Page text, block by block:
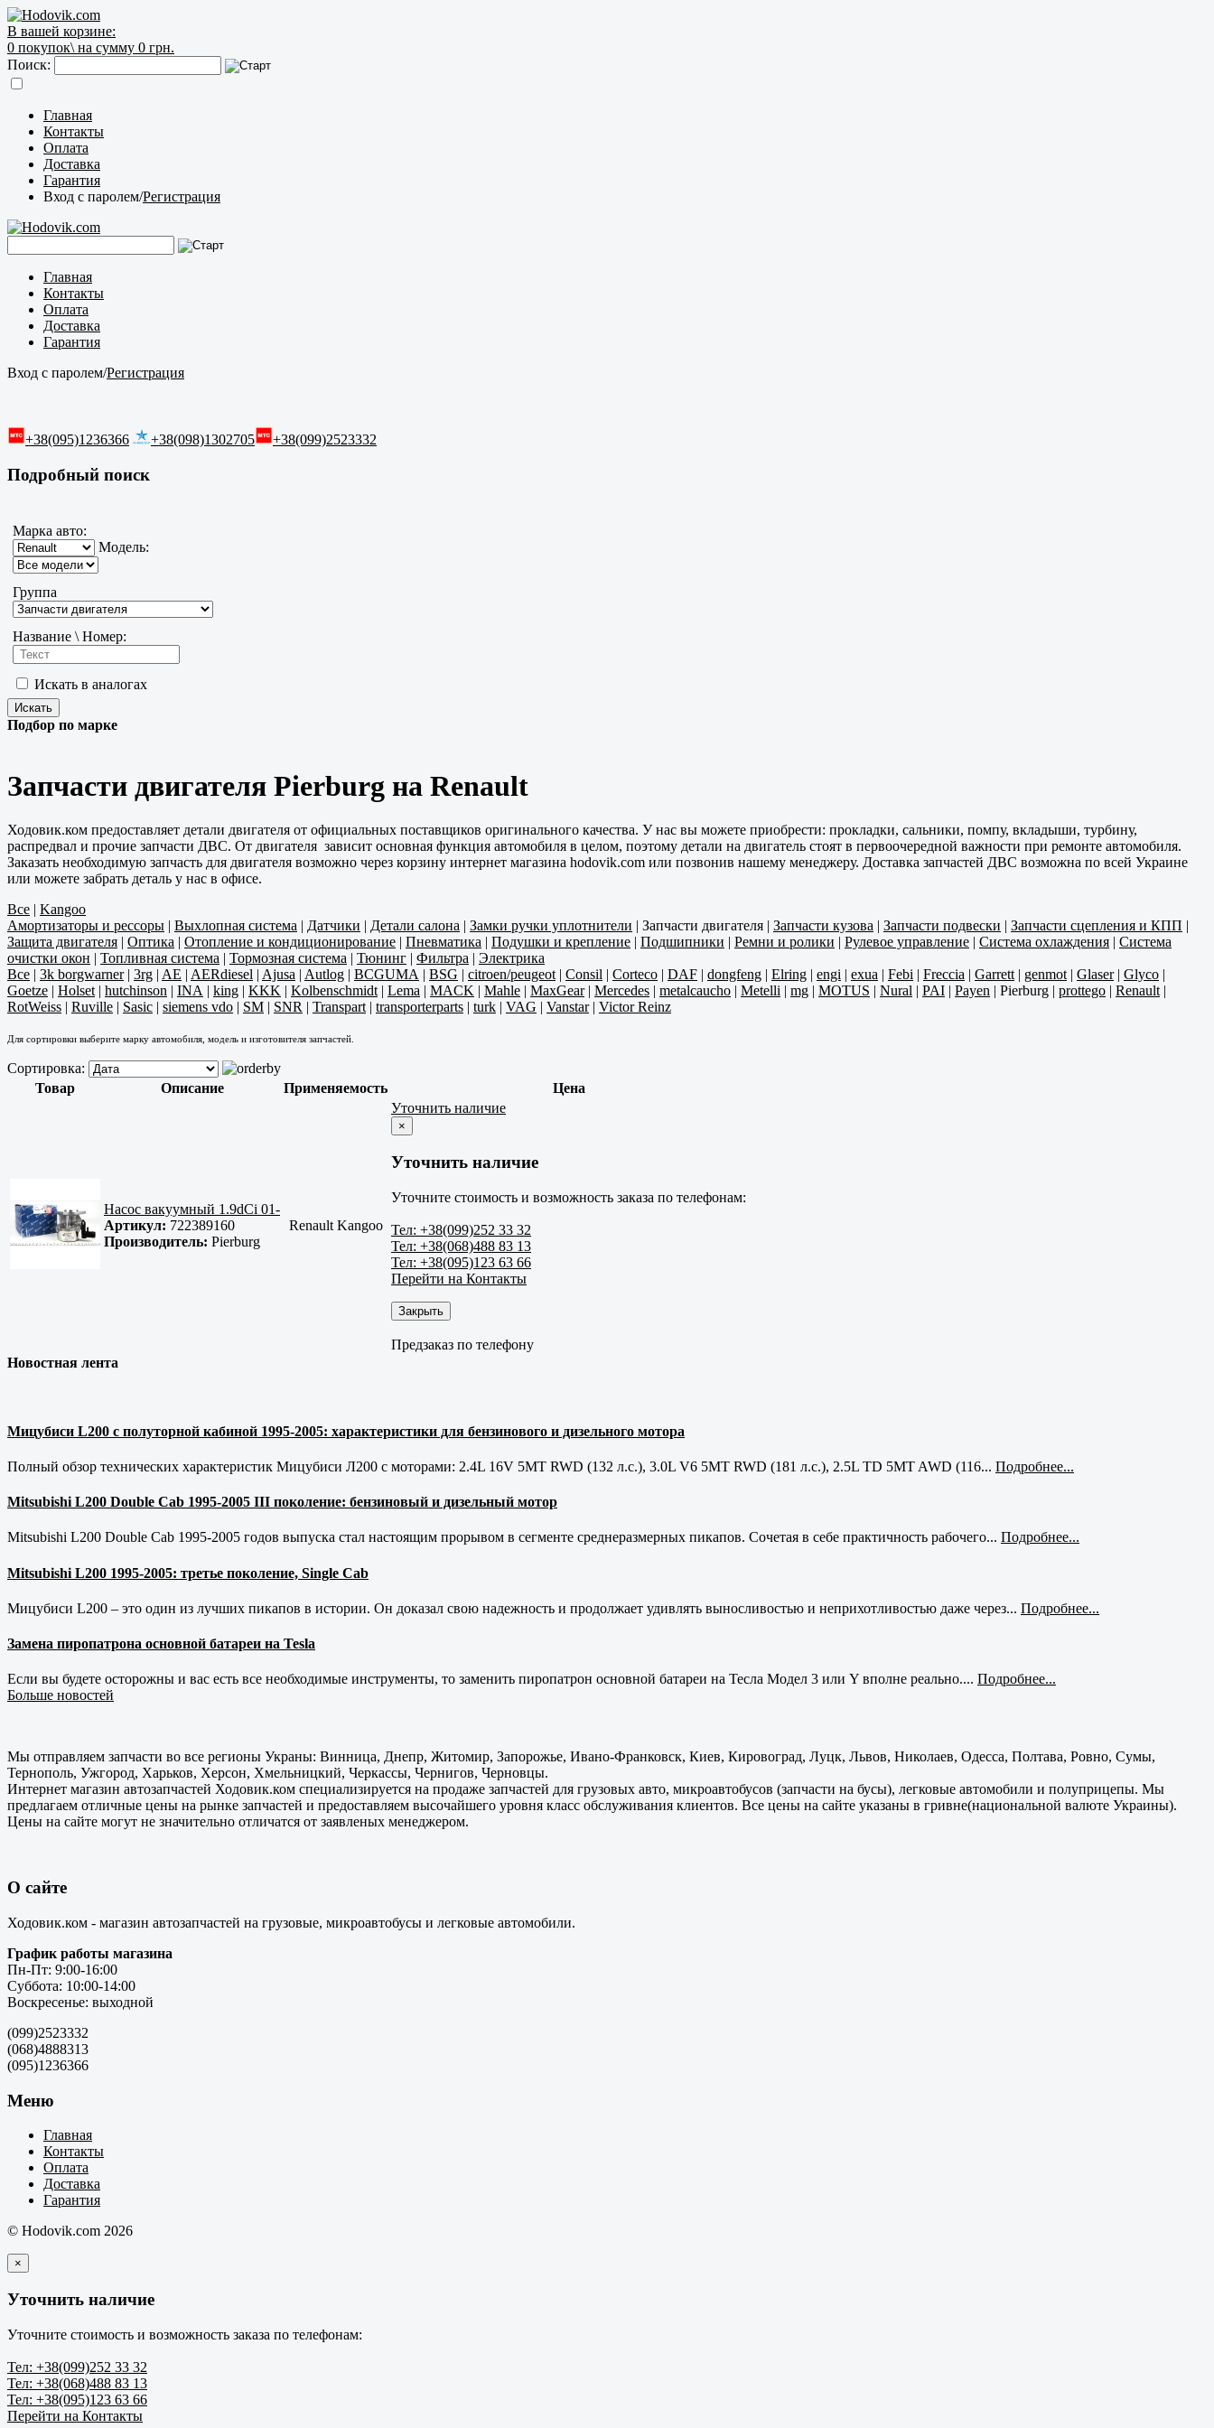
В вашей корзине:
0 покупок\ на сумму 0 грн.
Поиск:
Главная
Контакты
Оплата
Доставка
Гарантия
Вход с паролем/Регистрация
Главная
Контакты
Оплата
Доставка
Гарантия
Вход с паролем/Регистрация
+38(095)1236366 +38(098)1302705 +38(099)2523332
Подробный поиск
Марка авто:
Модель:
Группа
Название \ Номер:
Искать в аналогах
Подбор по марке
Запчасти двигателя Pierburg на Renault
Ходовик.ком предоставляет детали двигателя от официальных поставщиков оригинального качества. У нас вы можете приобрести: прокладки, сальники, помпу, вкладыши, турбину,
распредвал и прочие запчасти ДВС. От двигателя зависит основная функция автомобиля в целом, поэтому детали на двигатель стоят в первоочередной важности при ремонте автомобиля.
Заказать необходимую запчасть для двигателя возможно через корзину интернет магазина hodovik.com или позвонив нашему менеджеру. Доставка запчастей ДВС возможна по всей Украине
или можете забрать деталь у нас в офисе.
Все | Kangoo
Амортизаторы и рессоры | Выхлопная система | Датчики | Детали салона | Замки ручки уплотнители | Запчасти двигателя | Запчасти кузова | Запчасти подвески | Запчасти сцепления и КПП |
Защита двигателя | Оптика | Отопление и кондиционирование | Пневматика | Подушки и крепление | Подшипники | Ремни и ролики | Рулевое управление | Система охлаждения | Система
очистки окон | Топливная система | Тормозная система | Тюнинг | Фильтра | Электрика
Все | 3k borgwarner| 3rg | AE | AERdiesel | Ajusa | Autlog | BCGUMA | BSG | citroen/peugeot | Consil | Corteco | DAF | dongfeng | Elring | engi | exua | Febi | Freccia | Garrett | genmot | Glaser| Glyco |
Goetze | Holset | hutchinson | INA | king | KKK | Kolbenschmidt | Lema | MACK | Mahle | MaxGear| Mercedes | metalcaucho | Metelli | mg | MOTUS | Nural | PAI | Payen | Pierburg | prottego | Renault |
RotWeiss | Ruville | Sasic | siemens vdo | SM | SNR | Transpart | transporterparts | turk | VAG | Vanstar| Victor Reinz
Для сортировки выберите марку автомобиля, модель и изготовителя запчастей.
Сортировка:
Товар
Описание Применяемость Цена
Насос вакуумный 1.9dCi 01-
Артикул: 722389160
Производитель: Pierburg
Renault Kangoo
Уточнить наличие
×
Уточнить наличие
Уточните стоимость и возможность заказа по телефонам:
Тел: +38(099)252 33 32
Тел: +38(068)488 83 13
Тел: +38(095)123 63 66
Перейти на Контакты
Закрыть
Предзаказ по телефону
Новостная лента
Мицубиси L200 с полуторной кабиной 1995-2005: характеристики для бензинового и дизельного мотора
Полный обзор технических характеристик Мицубиси Л200 с моторами: 2.4L 16V 5MT RWD (132 л.с.), 3.0L V6 5MT RWD (181 л.с.), 2.5L TD 5MT AWD (116... Подробнее...
Mitsubishi L200 Double Cab 1995-2005 III поколение: бензиновый и дизельный мотор
Mitsubishi L200 Double Cab 1995-2005 годов выпуска стал настоящим прорывом в сегменте среднеразмерных пикапов. Сочетая в себе практичность рабочего... Подробнее...
Mitsubishi L200 1995-2005: третье поколение, Single Cab
Мицубиси L200 – это один из лучших пикапов в истории. Он доказал свою надежность и продолжает удивлять выносливостью и неприхотливостью даже через... Подробнее...
Замена пиропатрона основной батареи на Tesla
Если вы будете осторожны и вас есть все необходимые инструменты, то заменить пиропатрон основной батареи на Тесла Модел 3 или Y вполне реально.... Подробнее...
Больше новостей
Мы отправляем запчасти во все регионы Украны: Винница, Днепр, Житомир, Запорожье, Ивано-Франковск, Киев, Кировоград, Луцк, Львов, Николаев, Одесса, Полтава, Ровно, Сумы,
Тернополь, Ужгород, Харьков, Херсон, Хмельницкий, Черкассы, Чернигов, Черновцы.
Интернет магазин автозапчастей Ходовик.ком специализируется на продаже запчастей для грузовых авто, микроавтобусов (запчасти на бусы), легковые автомобили и полуприцепы. Мы
предлагаем отличные цены на рынке запчастей и предоставляем высочайшего уровня класс обслуживания клиентов. Все цены на сайте указаны в гривне(национальной валюте Украины).
Цены на сайте могут не значительно отличатся от заявленых менеджером.
О сайте
Ходовик.ком - магазин автозапчастей на грузовые, микроавтобусы и легковые автомобили.
График работы магазина
Пн-Пт: 9:00-16:00
Суббота: 10:00-14:00
Воскресенье: выходной
(099)2523332
(068)4888313
(095)1236366
Меню
Главная
Контакты
Оплата
Доставка
Гарантия
© Hodovik.com 2026
×
Уточнить наличие
Уточните стоимость и возможность заказа по телефонам:
Тел: +38(099)252 33 32
Тел: +38(068)488 83 13
Тел: +38(095)123 63 66
Перейти на Контакты